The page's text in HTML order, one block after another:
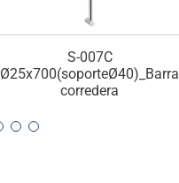
S-007C
Ø25x700(soporteØ40)_Barra
corredera